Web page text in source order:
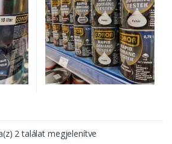
2 találat megjelenítve